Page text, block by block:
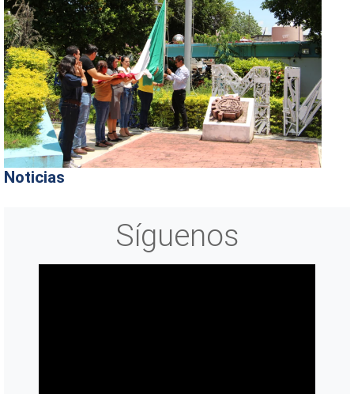
Noticias
Síguenos